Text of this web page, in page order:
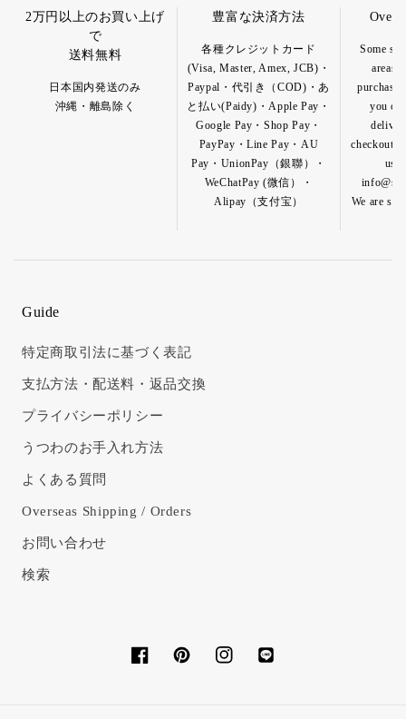
2万円以上のお買い上げ
で
送料無料
日本国内発送のみ
沖縄・離島除く
豊富な決済方法
各種クレジットカード
(Visa, Master, Amex, JCB)・
Paypal・代引き（COD)・あ
と払い(Paidy)・Apple Pay・
Google Pay・Shop Pay・
PayPay・Line Pay・AU
Pay・UnionPay（銀聯）・
WeChatPay (微信）・
Alipay（支付宝）
Some
areas
purchase
you
checkout
us
We are so
Guide
特定商取引法に基づく表記
支払方法・配送料・返品交換
プライバシーポリシー
うつわのお手入れ方法
よくある質問
Overseas Shipping / Orders
お問い合わせ
検索
FacebookPinterestInstagramTranslation